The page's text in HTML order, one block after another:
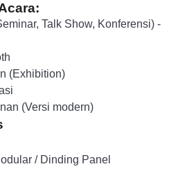
Talk Show, Konferensi) -
(Exhibition)
(Versi modern)
/ Dinding Panel